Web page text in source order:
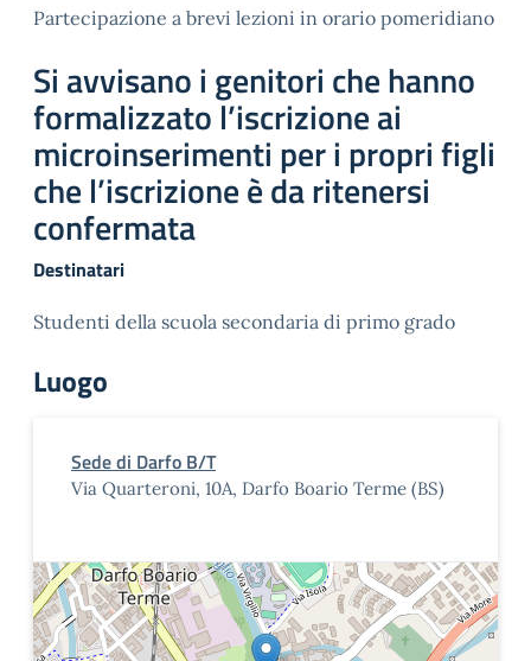
Partecipazione a brevi lezioni in orario pomeridiano
Si avvisano i genitori che hanno
formalizzato l’iscrizione ai
microinserimenti per i propri figli
che l’iscrizione è da ritenersi
confermata
Destinatari
Studenti della scuola secondaria di primo grado
Luogo
Sede di Darfo B/T
Via Quarteroni, 10A, Darfo Boario Terme (BS)